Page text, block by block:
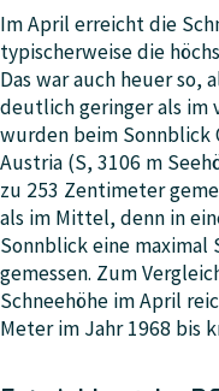
Im April erreicht die
typischerweise die
Das war auch heuer so,
deutlich geringer als im
wurden beim Sonnblick
Austria (S, 3106 m
zu 253 Zentimeter
als im Mittel, denn in
Sonnblick eine maximal
gemessen. Zum
Schneehöhe im April
Meter im Jahr 1968 bis